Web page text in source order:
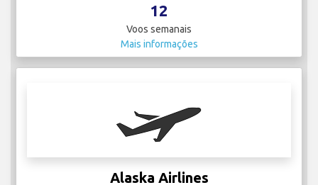
12
Voos semanais
Mais informações
Alaska Airlines